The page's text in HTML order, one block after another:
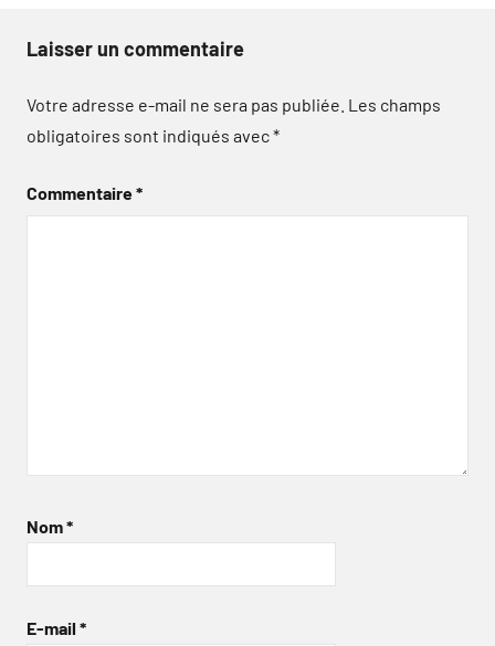
Laisser un commentaire
Votre adresse e-mail ne sera pas publiée. Les champs
obligatoires sont indiqués avec*
Commentaire*
Nom*
E-mail *